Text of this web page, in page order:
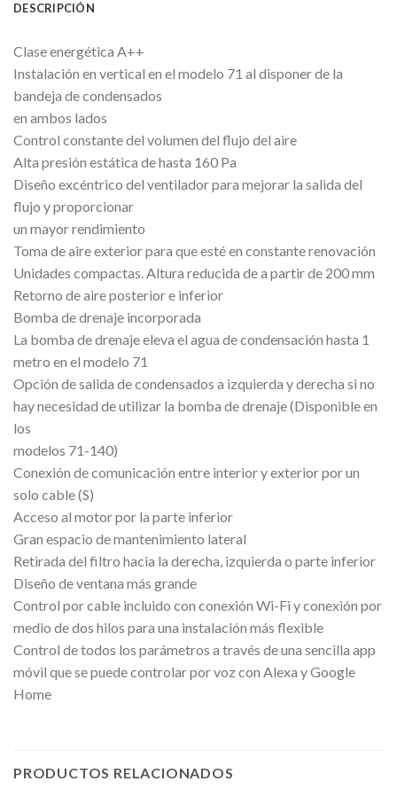
DESCRIPCIÓN
Clase energética A++
Instalación en vertical en el modelo 71 al disponer de la
bandeja de condensados
en ambos lados
Control constante del volumen del flujo del aire
Alta presión estática de hasta 160 Pa
Diseño excéntrico del ventilador para mejorar la salida del
flujo y proporcionar
un mayor rendimiento
Toma de aire exterior para que esté en constante renovación
Unidades compactas. Altura reducida de a partir de 200 mm
Retorno de aire posterior e inferior
Bomba de drenaje incorporada
La bomba de drenaje eleva el agua de condensación hasta 1
metro en el modelo 71
Opción de salida de condensados a izquierda y derecha si no
hay necesidad de utilizar la bomba de drenaje (Disponible en
los
modelos 71-140)
Conexión de comunicación entre interior y exterior por un
solo cable (S)
Acceso al motor por la parte inferior
Gran espacio de mantenimiento lateral
Retirada del filtro hacia la derecha, izquierda o parte inferior
Diseño de ventana más grande
Control por cable incluido con conexión Wi-Fi y conexión por
medio de dos hilos para una instalación más flexible
Control de todos los parámetros a través de una sencilla app
móvil que se puede controlar por voz con Alexa y Google
Home
PRODUCTOS RELACIONADOS